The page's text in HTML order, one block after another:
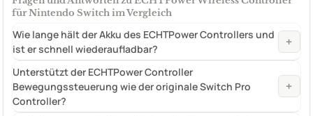
für Nintendo Switch im Vergleich
Wie lange hält der Akku des ECHTPower Controllers und
ist er schnell wiederaufladbar?
+
Unterstützt der ECHTPower Controller
Bewegungssteuerung wie der originale Switch Pro
Controller?
+